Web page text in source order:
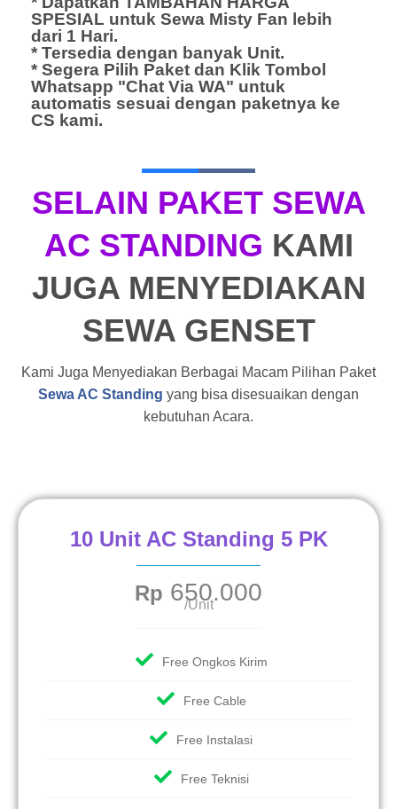
SPESIAL untuk Sewa Misty Fan lebih
dari 1 Hari.
* Tersedia dengan banyak Unit.
* Segera Pilih Paket dan Klik Tombol
Whatsapp "Chat Via WA" untuk
automatis sesuai dengan paketnya ke
CS kami.
SELAIN PAKET SEWA
AC STANDING KAMI
JUGA MENYEDIAKAN
SEWA GENSET
Kami Juga Menyediakan Berbagai Macam Pilihan Paket
Sewa AC Standing yang bisa disesuaikan dengan
kebutuhan Acara.
10 Unit AC Standing 5 PK
Rp 650.000
/Unit
Free Ongkos Kirim
Free Cable
Free Instalasi
Free Teknisi